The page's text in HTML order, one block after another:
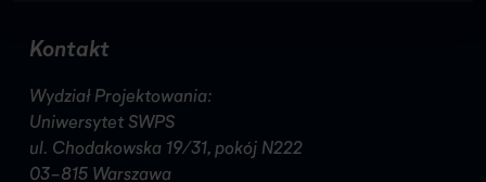
Kontakt
Wydział Projektowania:
Uniwersytet SWPS
ul. Chodakowska 19/31, pokój N222
03-815 Warszawa